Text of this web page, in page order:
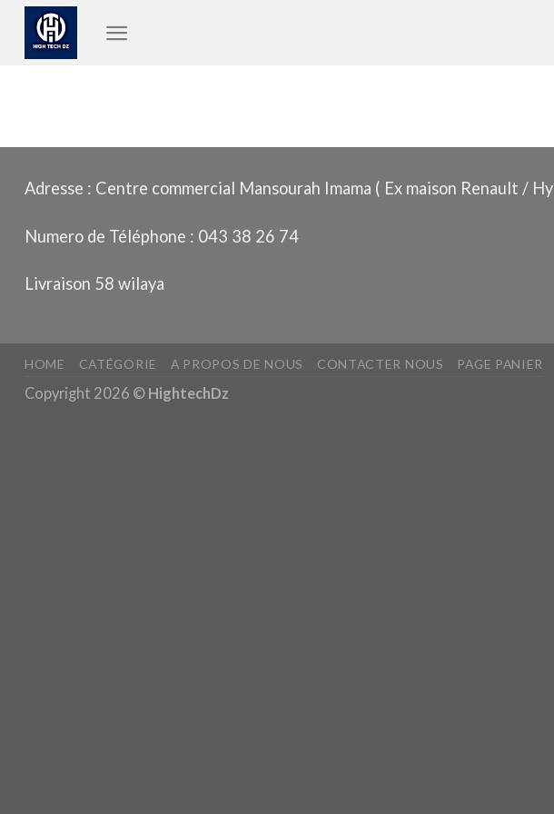
Passer
contenu
Adresse : Centre commercial Mansourah Imama ( Ex maison Renault /
Numero de Téléphone : 043 38 26 74
Livraison 58 wilaya
HOME CATÉGORIE A PROPOS DE NOUS CONTACTER NOUS PAGE PANIER
Copyright 2026 © HightechDz